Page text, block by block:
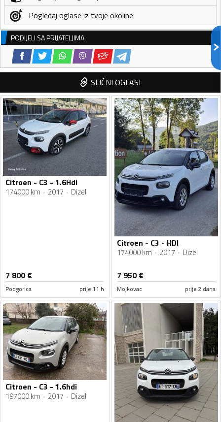
Pogledaj oglase iz tvoje okoline
PODIJELI SA PRIJATELJIMA
SLIČNI OGLASI
Citroen - C3 - 1.6Hdi
174000 km 2017 Dizel
7 800€
Podgorica prije 11 h
Citroen - C3 - HDI
174000 km 2017 Dizel
7 950€
Mojkovac prije 2 dana
Citroen - C3 - 1.6hdi
197000 km 2017 Dizel